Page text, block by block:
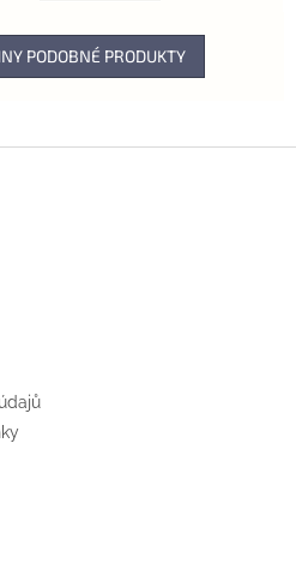
PODOBNÉ PRODUKTY